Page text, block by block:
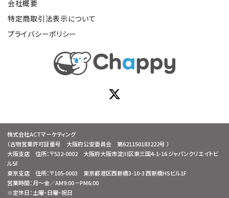
会社概要
特定商取引法表示について
プライバシーポリシー
株式会社ACTマーケティング
（古物営業許可証番号 大阪府公安委員会 第621150183222号 ）
大阪支店 住所：〒532-0002 大阪府大阪市淀川区東三国4-1-16 ジャパンクリエイトビ
ル5F
東京支店 住所：〒105-0003 東京都港区西新橋3-10-3 西新橋HSビル1F
営業時間：月～金／AM9:00－PM6:00
※定休日：土曜・日曜・祝日